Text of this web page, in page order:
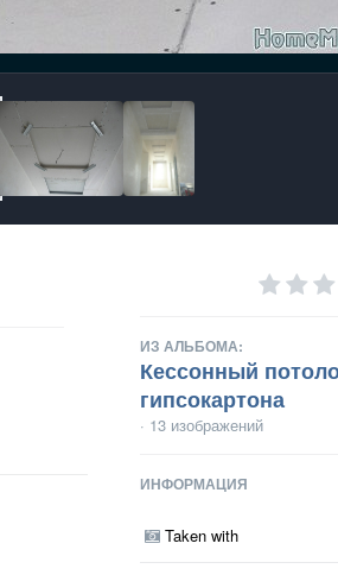
ИЗ АЛЬБОМА:
Кессонный
гипсокартона
· 13 изображений
ИНФОРМАЦИЯ
Taken with